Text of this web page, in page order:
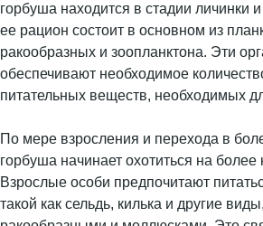
горбуша находится в стадии личинки
ее рацион состоит в основном из
ракообразных и зоопланктона. Эти
обеспечивают необходимое
питательных веществ, необходимых
По мере взросления и перехода в
горбуша начинает охотиться на более
Взрослые особи предпочитают
такой как сельдь, килька и другие